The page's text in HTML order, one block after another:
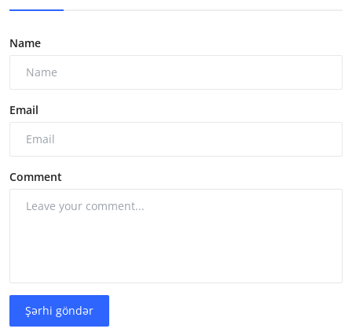
Name
Email
Comment
Şərhi göndər